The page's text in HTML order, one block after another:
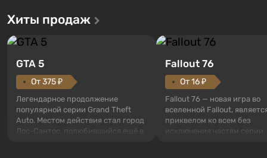
Хиты продаж
GTA 5
От 375 ₽
Легендарное продолжение
популярной серии Grand Theft
Auto. Местом действия стал город
Лос-Сантос, полюбившийся ещё в
Fallout 76
От 16 ₽
Fallout 76 — новая игра во
вселенной Fallout,
приквелом ко всем без
исключения частям серии.